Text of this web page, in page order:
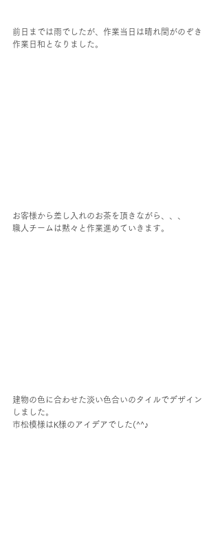
前日までは雨でしたが、作業当日は晴れ間がのぞき
作業日和となりました。
お客様から差し入れのお茶を頂きながら、、、
職人チームは黙々と作業進めていきます。
建物の色に合わせた淡い色合いのタイルでデザイン
しました。
市松模様はK様のアイデアでした(^^♪